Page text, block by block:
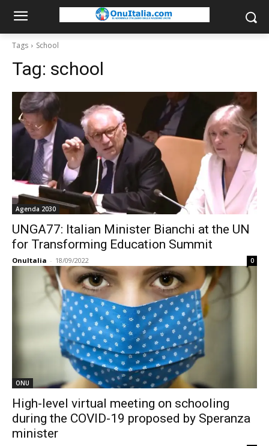
Tags School
Tag: school
Agenda 2030
UNGA77: Italian Minister Bianchi at the UN
for Transforming Education Summit
OnuItalia - 18/09/2022 0
ONU
High-level virtual meeting on schooling
during the COVID-19 proposed by Speranza
minister